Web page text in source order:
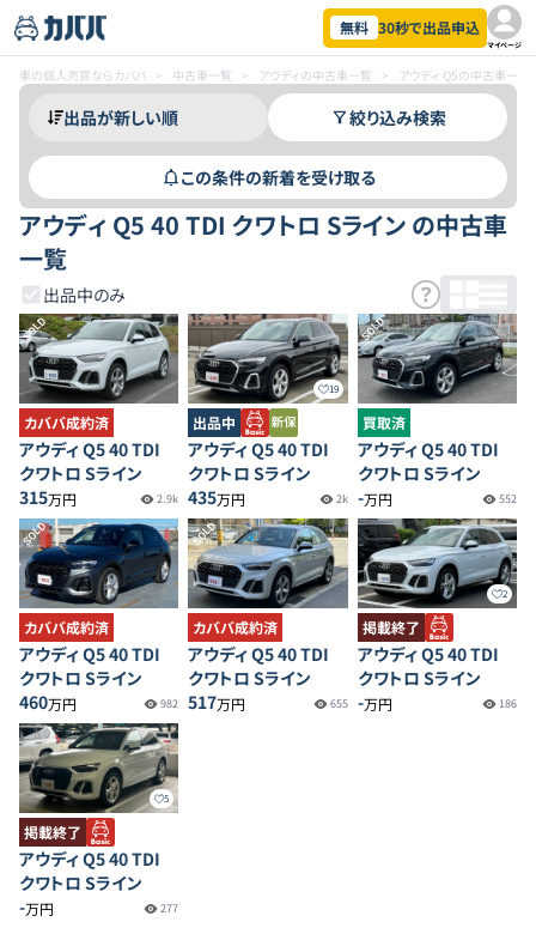
無料 30秒で出品申込
マイページ
車の個人売買ならカババ > 中古車一覧 > アウディの中古車一覧 > アウディ Q5の中古車一覧
絞り込み検索
この条件の新着を受け取る
アウディ Q5 40 TDI クワトロ Sライン の中古車
一覧
出品中のみ
SOLD
カババ成約済
アウディ Q5 40 TDI
クワトロ Sライン
315万円 2.9k
19
出品中
アウディ Q5 40 TDI
クワトロ Sライン
435万円 2k
SOLD
買取済
アウディ Q5 40 TDI
クワトロ Sライン
-万円 552
SOLD
カババ成約済
アウディ Q5 40 TDI
クワトロ Sライン
460万円 982
SOLD
カババ成約済
アウディ Q5 40 TDI
クワトロ Sライン
517万円 655
2
掲載終了
アウディ Q5 40 TDI
クワトロ Sライン
-万円 186
5
掲載終了
アウディ Q5 40 TDI
クワトロ Sライン
-万円 277